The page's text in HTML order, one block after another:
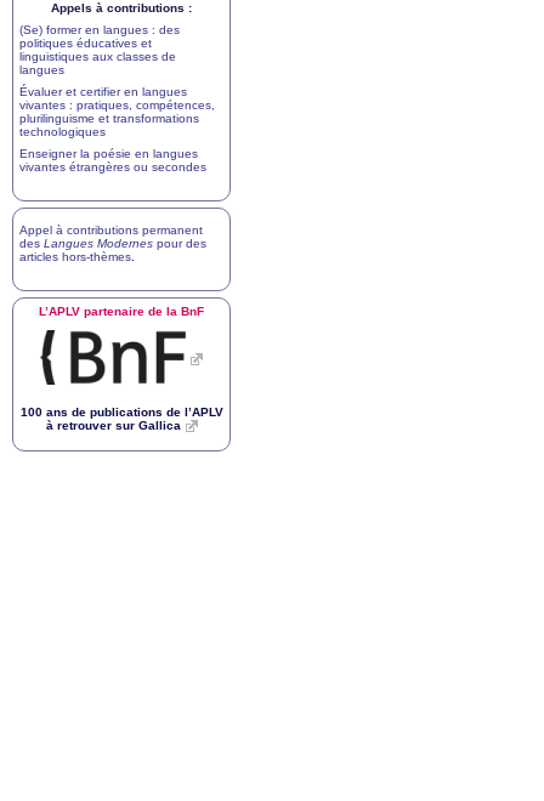
Appels à contributions :
(Se) former en langues : des
politiques éducatives et
linguistiques aux classes de
langues
Évaluer et certifier en langues
vivantes : pratiques, compétences,
plurilinguisme et transformations
technologiques
Enseigner la poésie en langues
vivantes étrangères ou secondes
Appel à contributions permanent
des Langues Modernes pour des
articles hors-thèmes
L’APLV partenaire de la BnF
100 ans de publications de l’APLV
à retrouver sur Gallica